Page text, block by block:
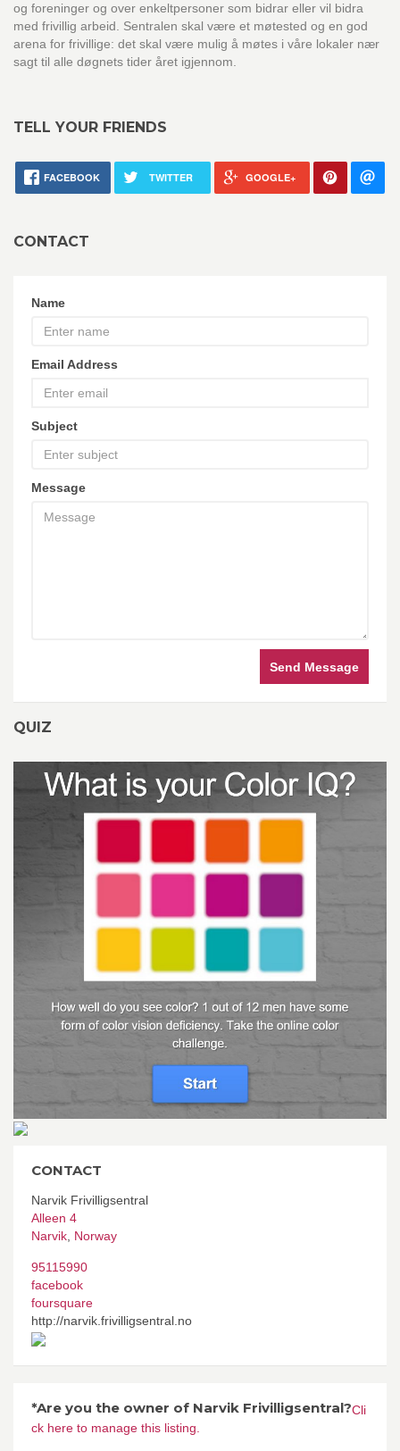
og foreninger og over enkeltpersoner som bidrar eller vil bidra
med frivillig arbeid. Sentralen skal være et møtested og en god
arena for frivillige: det skal være mulig å møtes i våre lokaler nær
sagt til alle døgnets tider året igjennom.
TELL YOUR FRIENDS
FACEBOOK TWITTER GOOGLE+
CONTACT
Name
Email Address
Subject
Message
Send Message
QUIZ
CONTACT
Narvik Frivilligsentral
Alleen 4
Narvik Norway
95115990
facebook
foursquare
http://narvik.frivilligsentral.no
*Are you the owner of Narvik Frivilligsentral?Cli
ck here to manage this listing.